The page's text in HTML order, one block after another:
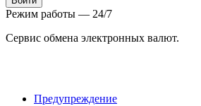
Режим работы — 24/7
Сервис обмена электронных валют.
Предупреждение